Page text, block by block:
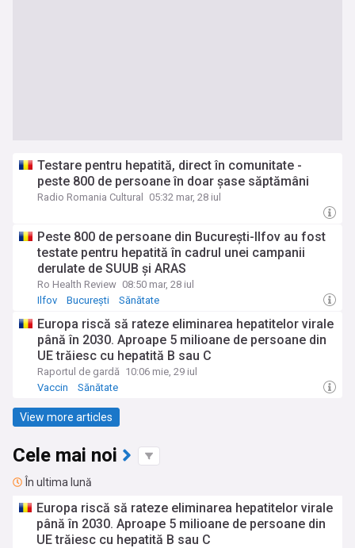
Testare pentru hepatită, direct în comunitate -
peste 800 de persoane în doar șase săptămâni
Radio Romania Cultural 05:32 mar, 28 iul
Peste 800 de persoane din București-Ilfov au fost
testate pentru hepatită în cadrul unei campanii
derulate de SUUB și ARAS
Ro Health Review 08:50 mar, 28 iul
Ilfov
București Sănătate
Europa riscă să rateze eliminarea hepatitelor virale
până în 2030. Aproape 5 milioane de persoane din
UE trăiesc cu hepatită B sau C
Raportul de gardă 10:06 mie, 29 iul
Vaccin
Sănătate
View more articles
Cele mai noi
În ultima lună
Europa riscă să rateze eliminarea hepatitelor virale
până în 2030. Aproape 5 milioane de persoane din
UE trăiesc cu hepatită B sau C